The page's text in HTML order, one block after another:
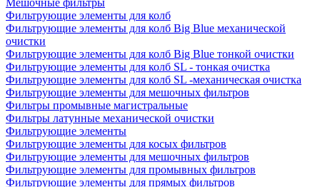
Фильтрующие элементы для колб
Фильтрующие элементы для колб Big Blue механической
очистки
Фильтрующие элементы для колб Big Blue тонкой очистки
Фильтрующие элементы для колб SL - тонкая очистка
Фильтрующие элементы для колб SL -механическая очистка
Фильтрующие элементы для мешочных фильтров
Фильтры промывные магистральные
Фильтры латунные механической очистки
Фильтрующие элементы
Фильтрующие элементы для косых фильтров
Фильтрующие элементы для мешочных фильтров
Фильтрующие элементы для промывных фильтров
Фильтрующие элементы для прямых фильтров